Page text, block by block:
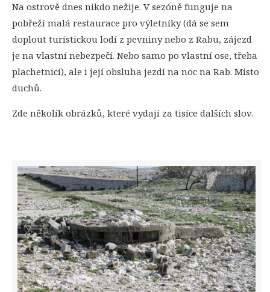
Na ostrově dnes nikdo nežije. V sezóně funguje na
pobřeží malá restaurace pro výletníky (dá se sem
doplout turistickou lodí z pevniny nebo z Rabu, zájezd
je na vlastní nebezpečí. Nebo samo po vlastní ose, třeba
plachetnicí), ale i její obsluha jezdí na noc na Rab. Místo
duchů.
Zde několik obrázků, které vydají za tisíce dalších slov.